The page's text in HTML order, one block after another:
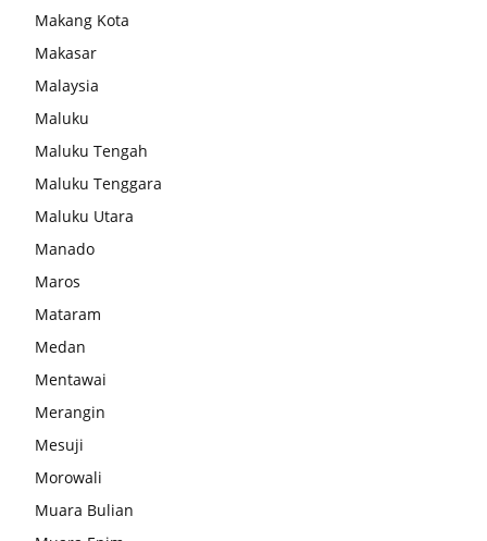
Makang Kota
Makasar
Malaysia
Maluku
Maluku Tengah
Maluku Tenggara
Maluku Utara
Manado
Maros
Mataram
Medan
Mentawai
Merangin
Mesuji
Morowali
Muara Bulian